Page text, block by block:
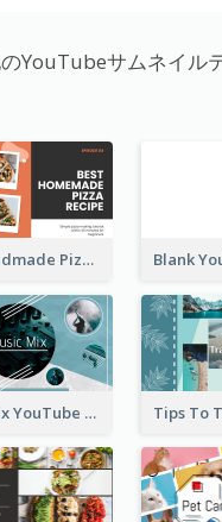
YouTubeサムネイル
Best Handmade Pizza Recipe YouTube Thumbnail
Music Mix YouTube Thumbnail